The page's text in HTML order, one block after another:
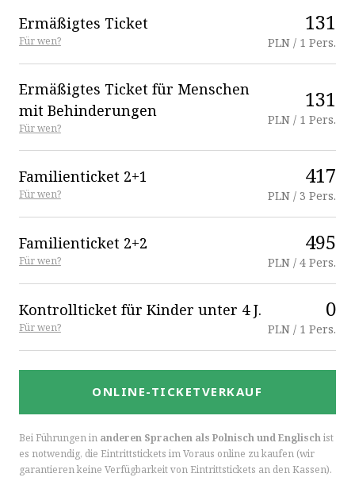
Ermäßigtes Ticket
Für wen?
131
PLN / 1 Pers.
Ermäßigtes Ticket für Menschen
mit Behinderungen
Für wen?
131
PLN / 1 Pers.
Familienticket 2+1
Für wen?
417
PLN / 3 Pers.
Familienticket 2+2
Für wen?
495
PLN / 4 Pers.
Kontrollticket für Kinder unter 4 J.
Für wen?
0
PLN / 1 Pers.
ONLINE-TICKETVERKAUF
Bei Führungen in anderen Sprachen als Polnisch und Englischist
es notwendig, die Eintrittstickets im Voraus online zu kaufen (wir
garantieren keine Verfügbarkeit von Eintrittstickets an den Kassen).